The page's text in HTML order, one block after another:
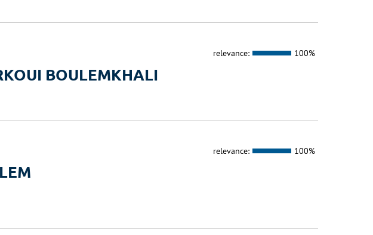
relevance: 100%
BOULEMKHALI
relevance: 100%